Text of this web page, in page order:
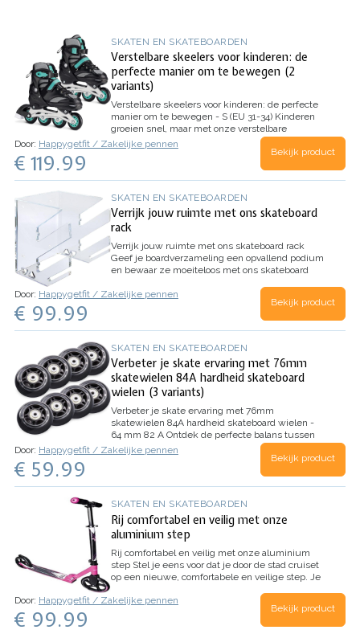
SKATEN EN SKATEBOARDEN
Verstelbare skeelers voor kinderen: de
perfecte manier om te bewegen (2
variants)
Verstelbare skeelers voor kinderen: de perfecte
manier om te bewegen - S (EU 31-34) Kinderen
groeien snel, maar met onze verstelbare
skeelers kunnen ze toch hun vaardigheden
ontwikkelen terwijl ze genieten van de frisse
Kenmerken van de verstelbare skeelers
Door: Happygetfit / Zakelijke pennen
€ 119.99 Bekijk product
SKATEN EN SKATEBOARDEN
Verrijk jouw ruimte met ons skateboard
rack
Verrijk jouw ruimte met ons skateboard rack
Geef je boardverzameling een opvallend podium
en bewaar ze moeiteloos met ons skateboard
perfecte harmonie tussen…
Door: Happygetfit / Zakelijke pennen
€ 99.99 Bekijk product
SKATEN EN SKATEBOARDEN
Verbeter je skate ervaring met 76mm
skatewielen 84A hardheid skateboard
wielen (3 variants)
Verbeter je skate ervaring met 76mm
skatewielen 84A hardheid skateboard wielen -
64 mm 82 A Ontdek de perfecte balans tussen
prestaties en comfort met onze 76mm
skateboard wielen met 84A hardheid. Deze
wielen zijn ontworpen om je skatesessies naar
Door: Happygetfit / Zakelijke pennen
€ 59.99 Bekijk product
SKATEN EN SKATEBOARDEN
Rij comfortabel en veilig met onze
aluminium step
Rij comfortabel en veilig met onze aluminium
step Stel je eens voor dat je door de stad cruiset
op een nieuwe, comfortabele en veilige step. Je
rijden. Je kunt gemakkelijk snelheid maken en
Door: Happygetfit / Zakelijke pennen
€ 99.99 Bekijk product